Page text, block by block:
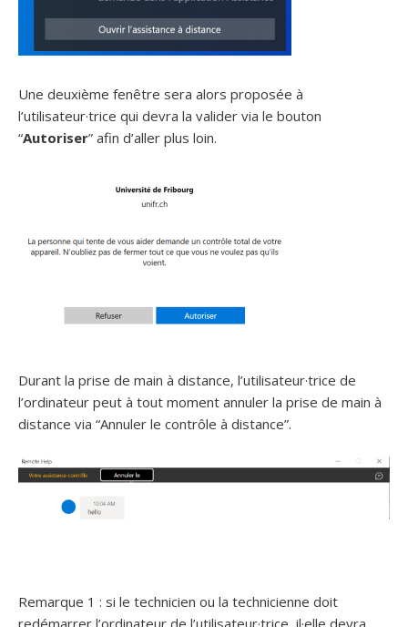
Une deuxième fenêtre sera alors proposée à
l’utilisateur·trice qui devra la valider via le bouton
“Autoriser” afin d’aller plus loin.
Durant la prise de main à distance, l’utilisateur·trice de
l’ordinateur peut à tout moment annuler la prise de main à
distance via “Annuler le contrôle à distance”.
Remarque 1 : si le technicien ou la technicienne doit